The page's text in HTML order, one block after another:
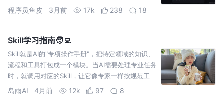
接调用的 CLI
程序员鱼皮 3月前 17k 238 18
Skill学习指南🧑‍💻
Skill就是AI的"专项操作手册"，把特定领域的知识、
流程和工具打包成一个模块。当AI需要处理专业任务
时，就调用对应的Skill，让它像专家一样按规范工
作。本文主要介绍Skill的基础入门知识。
岛雨AI 4月前 12k 97 8